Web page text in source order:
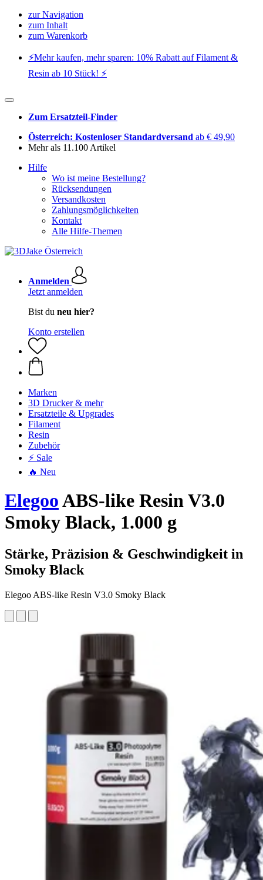
zur Navigation
zum Inhalt
zum Warenkorb
⚡️Mehr kaufen, mehr sparen: 10% Rabatt auf Filament &
Resin ab 10 Stück! ⚡️
Zum Ersatzteil-Finder
Österreich: Kostenloser Standardversand ab € 49,90
Mehr als 11.100 Artikel
Hilfe
Wo ist meine Bestellung?
Rücksendungen
Versandkosten
Zahlungsmöglichkeiten
Kontakt
Alle Hilfe-Themen
Anmelden
Jetzt anmelden
Bist du neu hier?
Konto erstellen
Marken
3D Drucker & mehr
Ersatzteile & Upgrades
Filament
Resin
Zubehör
⚡ Sale
🔥 Neu
ElegooABS-like Resin V3.0
Smoky Black, 1.000 g
Stärke, Präzision & Geschwindigkeit in
Smoky Black
Elegoo ABS-like Resin V3.0 Smoky Black